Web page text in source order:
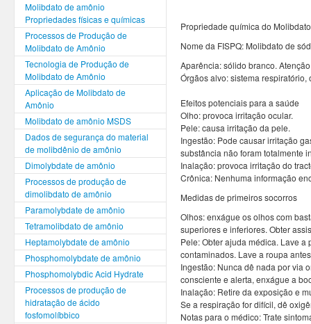
Molibdato de amônio
Propriedades físicas e químicas
Processos de Produção de
Molibdato de Amônio
Tecnologia de Produção de
Molibdato de Amônio
Aplicação de Molibdato de
Amônio
Molibdato de amônio MSDS
Dados de segurança do material
de molibdênio de amônio
Dimolybdate de amônio
Processos de produção de
dimolibdato de amônio
Paramolybdate de amônio
Tetramolibdato de amônio
Heptamolybdate de amônio
Phosphomolybdate de amônio
Phosphomolybdic Acid Hydrate
Processos de produção de
hidratação de ácido
fosfomolíbbico
Propriedade química do
Nome da FISPQ: Molibdato de
Aparência: sólido branco.
Órgãos alvo: sistema respiratório,
Efeitos potenciais para a saúde
Olho: provoca irritação ocular.
Pele: causa irritação da pele.
Ingestão: Pode causar irritação
substância não foram totalmente
Inalação: provoca irritação do
Crônica: Nenhuma informação
Medidas de primeiros socorros
Olhos: enxágue os olhos com
superiores e inferiores. Obter
Pele: Obter ajuda médica. Lave
contaminados. Lave a roupa
Ingestão: Nunca dê nada por via
consciente e alerta, enxágue a
Inalação: Retire da exposição e
Se a respiração for difícil, dê
Notas para o médico: Trate